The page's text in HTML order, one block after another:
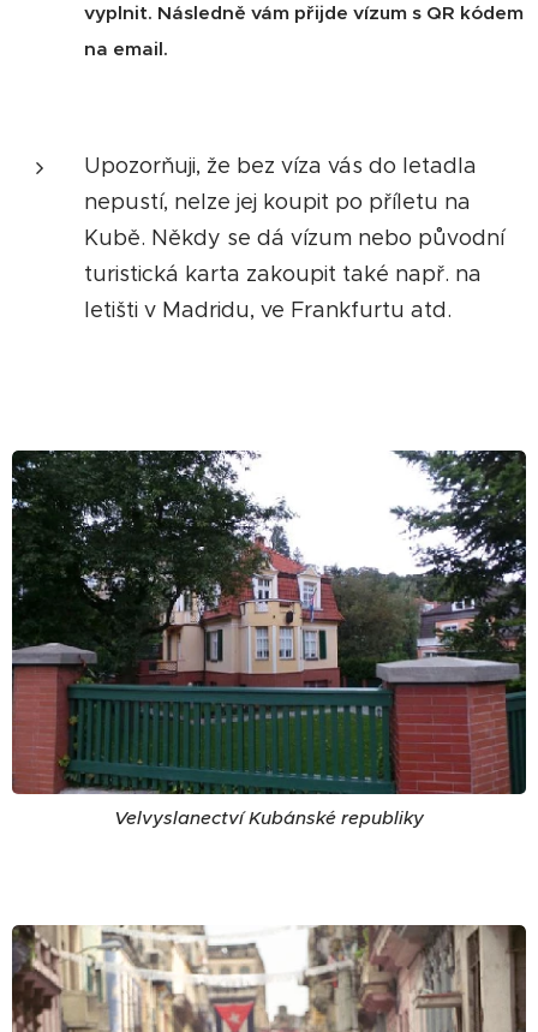
vyplnit. Následně vám přijde vízum s QR kódem
na email.
Upozorňuji, že bez víza vás do letadla
nepustí, nelze jej koupit po příletu na
Kubě. Někdy se dá vízum nebo původní
turistická karta zakoupit také např. na
letišti v Madridu, ve Frankfurtu atd.
Velvyslanectví Kubánské republiky